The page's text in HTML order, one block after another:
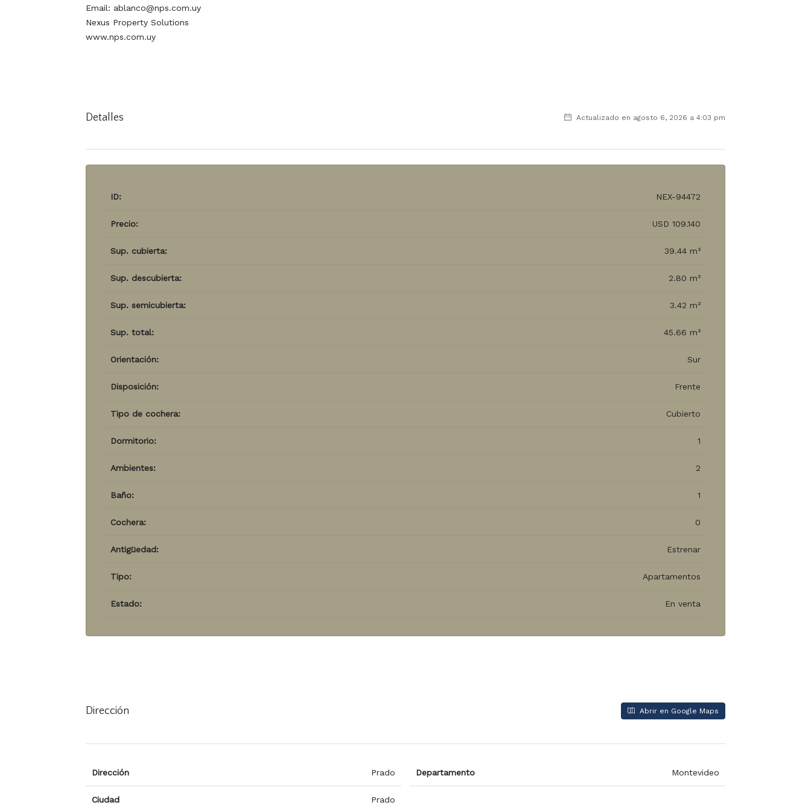
Email: ablanco@nps.com.uy
Nexus Property Solutions
www.nps.com.uy
Detalles Actualizado en agosto 6, 2026 a 4:03 pm
ID: NEX-94472
Precio: USD 109.140
Sup. cubierta: 39.44 m²
Sup. descubierta: 2.80 m²
Sup. semicubierta: 3.42 m²
Sup. total: 45.66 m²
Orientación: Sur
Disposición: Frente
Tipo de cochera: Cubierto
Dormitorio: 1
Ambientes: 2
Baño: 1
Cochera: 0
Antigüedad: Estrenar
Tipo: Apartamentos
Estado: En venta
Dirección Abrir en Google Maps
Dirección Prado
Ciudad Prado
Departamento Montevideo